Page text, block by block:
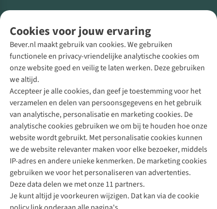
Cookies voor jouw ervaring
Bever.nl maakt gebruik van cookies. We gebruiken
functionele en privacy-vriendelijke analytische cookies om
onze website goed en veilig te laten werken. Deze gebruiken
we altijd.
Accepteer je alle cookies, dan geef je toestemming voor het
verzamelen en delen van persoonsgegevens en het gebruik
van analytische, personalisatie en marketing cookies. De
analytische cookies gebruiken we om bij te houden hoe onze
website wordt gebruikt. Met personalisatie cookies kunnen
we de website relevanter maken voor elke bezoeker, middels
IP-adres en andere unieke kenmerken. De marketing cookies
gebruiken we voor het personaliseren van advertenties.
Deze data delen we met onze 11 partners.
Je kunt altijd je voorkeuren wijzigen. Dat kan via de cookie
Direct advies van een Buitenexpert
+31 (0)85 888 50 88
+31 6 12 28 49 80
Contactformulier